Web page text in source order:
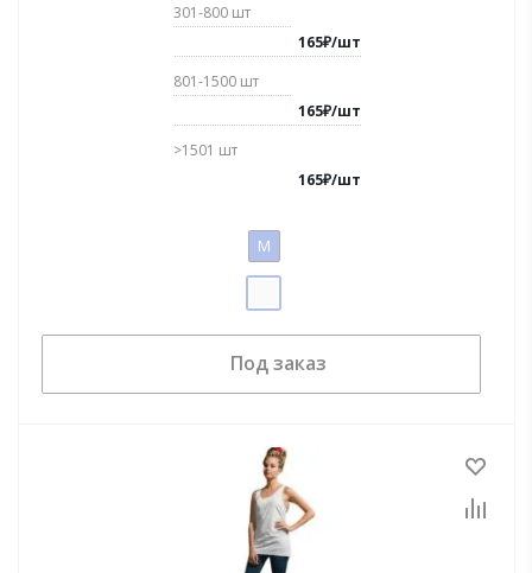
301-800 шт
165₽/шт
801-1500 шт
165₽/шт
>1501 шт
165₽/шт
M
Под заказ